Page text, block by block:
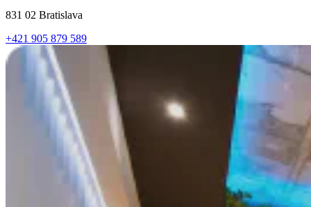
831 02 Bratislava
+421 905 879 589